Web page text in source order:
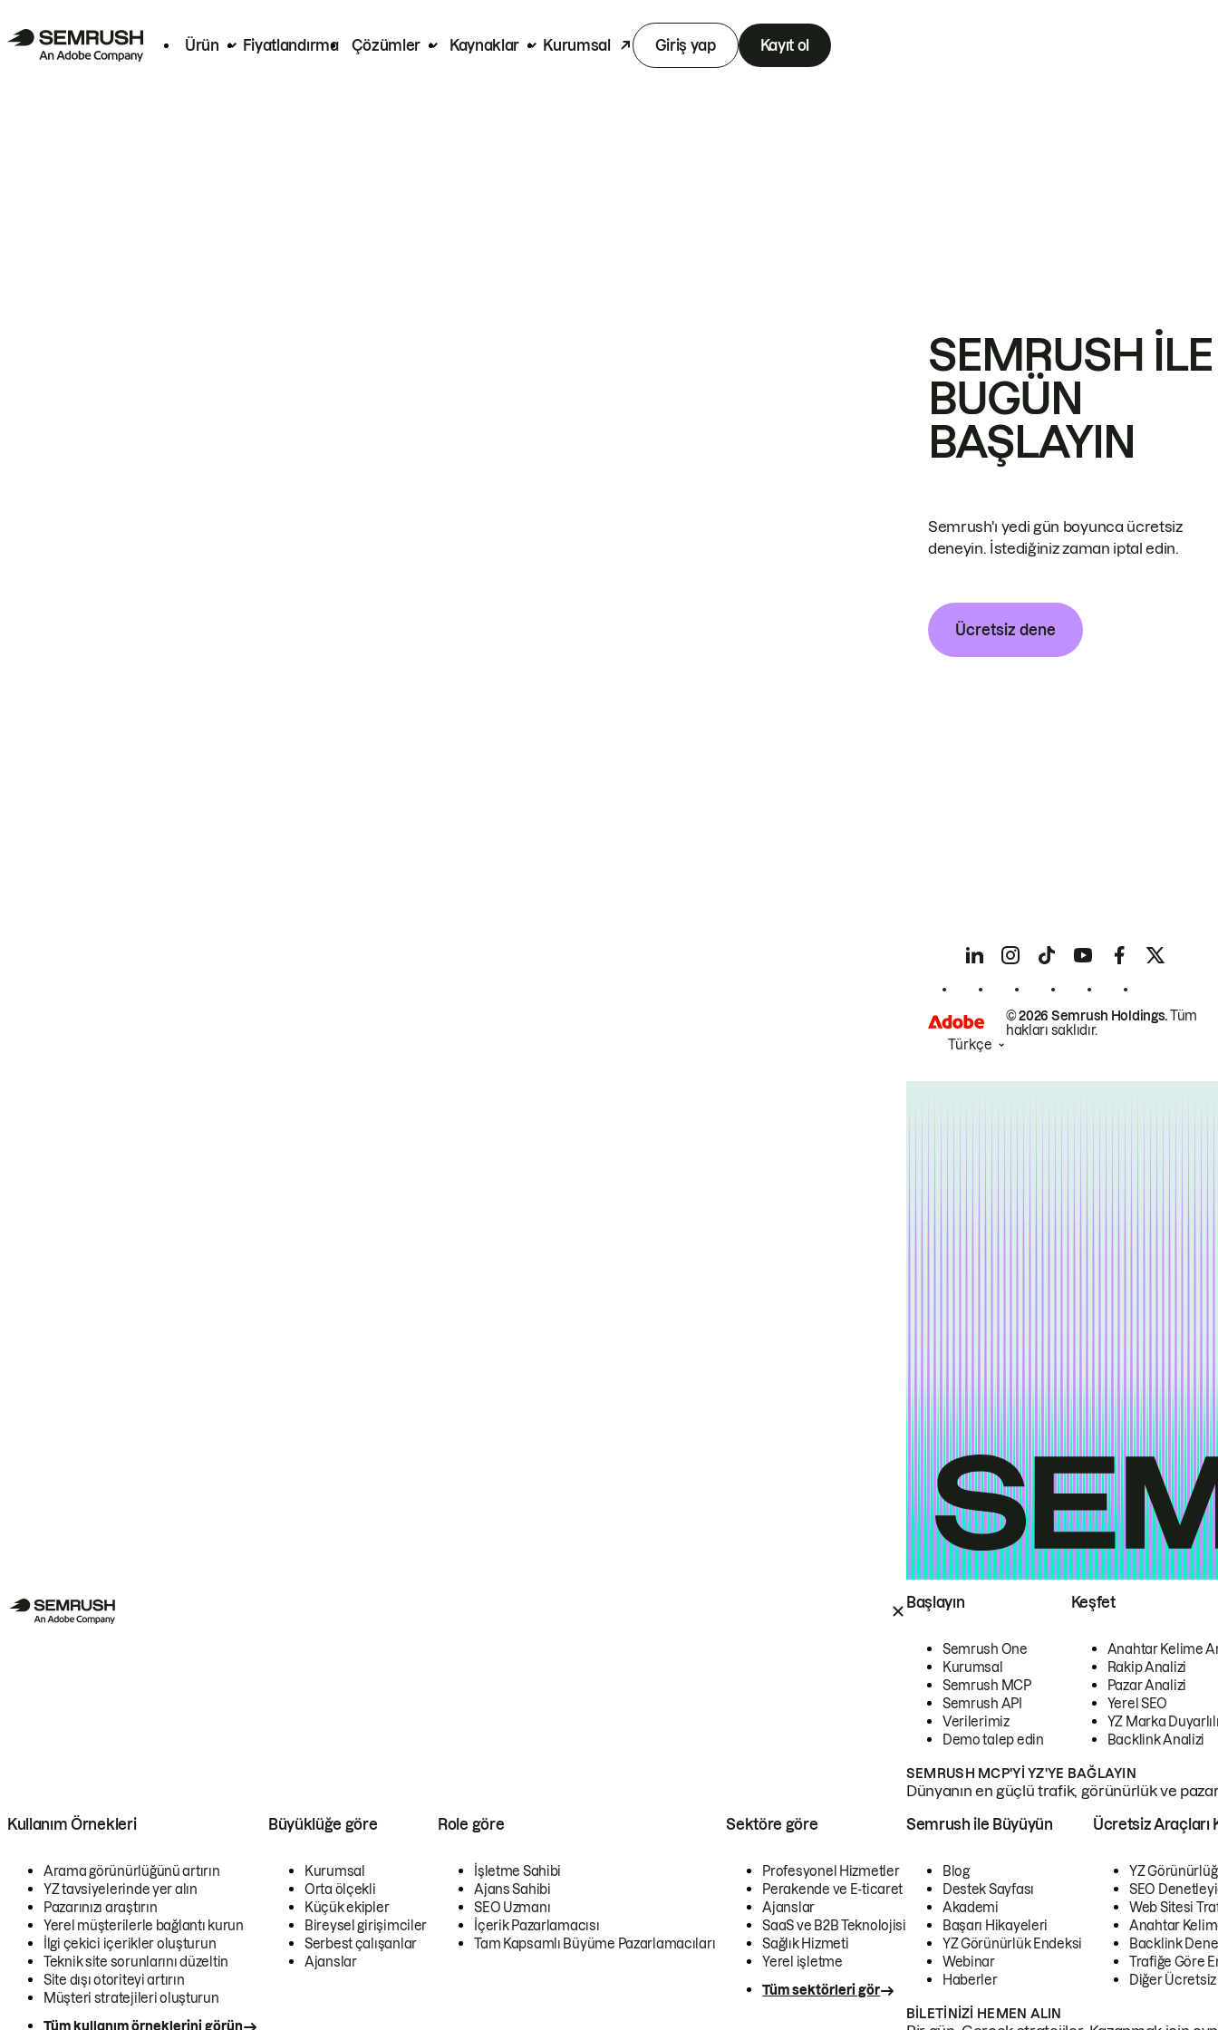
Ürün Fiyatlandırma Çözümler Kaynaklar Kurumsal Giriş yap Kayıt ol
Başlayın
Semrush One
Kurumsal
Semrush MCP
Semrush API
Verilerimiz
Demo talep edin
Keşfet
Anahtar Kelime
Rakip Analizi
Pazar Analizi
Yerel SEO
YZ Marka
Backlink Analizi
SEMRUSH MCP'YI YZ'YE BAĞLAYIN
Dünyanın en güçlü trafik, görünürlük ve
Kullanım Örnekleri
Arama görünürlüğünü artırın
YZ tavsiyelerinde yer alın
Pazarınızı araştırın
Yerel müşterilerle bağlantı kurun
İlgi çekici içerikler oluşturun
Teknik site sorunlarını düzeltin
Site dışı otoriteyi artırın
Müşteri stratejileri oluşturun
Tüm kullanım örneklerini görün
Büyüklüğe göre
Kurumsal
Orta ölçekli
Küçük ekipler
Bireysel girişimciler
Serbest çalışanlar
Ajanslar
Role göre
İşletme Sahibi
Ajans Sahibi
SEO Uzmanı
İçerik Pazarlamacısı
Tam Kapsamlı Büyüme Pazarlamacıları
Sektöre göre
Profesyonel Hizmetler
Perakende ve E-ticaret
Ajanslar
SaaS ve B2B Teknolojisi
Sağlık Hizmeti
Yerel işletme
Tüm sektörleri gör
Semrush ile Büyüyün
Blog
Destek Sayfası
Akademi
Başarı Hikayeleri
YZ Görünürlük Endeksi
Webinar
Haberler
Ücretsiz Araçları
YZ
SEO
Web Sitesi
Anahtar
Backlink
Trafiğe Göre
Diğer
BILETINIZI HEMEN ALIN
SEMRUSH ILE
BUGÜN
BAŞLAYIN
Semrush'ı yedi gün boyunca ücretsiz
deneyin. İstediğiniz zaman iptal edin.
Ücretsiz dene
© 2026 Semrush Holdings.Tüm
hakları saklıdır.
Türkçe